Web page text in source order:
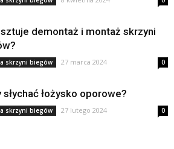
demontaż i montaż skrzyni
skrzyni biegów 27 marca 2024 0
słychać łożysko oporowe?
skrzyni biegów 27 lutego 2024 0